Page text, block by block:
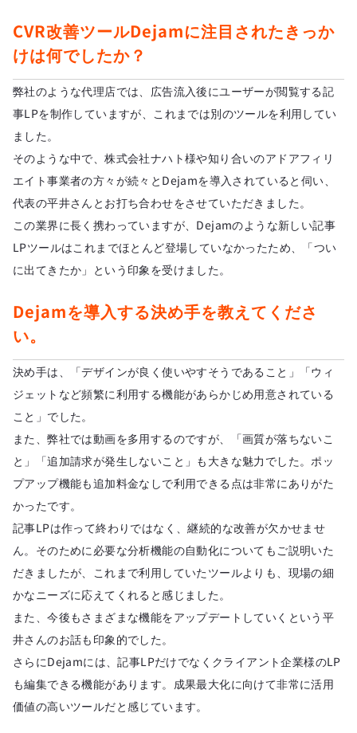
CVR改善ツールDejamに注目されたきっか
けは何でしたか？
弊社のような代理店では、広告流入後にユーザーが閲覧する記
事LPを制作していますが、これまでは別のツールを利用してい
ました。
そのような中で、株式会社ナハト様や知り合いのアドアフィリ
エイト事業者の方々が続々とDejamを導入されていると伺い、
代表の平井さんとお打ち合わせをさせていただきました。
この業界に長く携わっていますが、Dejamのような新しい記事
LPツールはこれまでほとんど登場していなかったため、「つい
に出てきたか」という印象を受けました。
Dejamを導入する決め手を教えてくださ
い。
決め手は、「デザインが良く使いやすそうであること」「ウィ
ジェットなど頻繁に利用する機能があらかじめ用意されている
こと」でした。
また、弊社では動画を多用するのですが、「画質が落ちないこ
と」「追加請求が発生しないこと」も大きな魅力でした。ポッ
プアップ機能も追加料金なしで利用できる点は非常にありがた
かったです。
記事LPは作って終わりではなく、継続的な改善が欠かせませ
ん。そのために必要な分析機能の自動化についてもご説明いた
だきましたが、これまで利用していたツールよりも、現場の細
かなニーズに応えてくれると感じました。
また、今後もさまざまな機能をアップデートしていくという平
井さんのお話も印象的でした。
さらにDejamには、記事LPだけでなくクライアント企業様のLP
も編集できる機能があります。成果最大化に向けて非常に活用
価値の高いツールだと感じています。